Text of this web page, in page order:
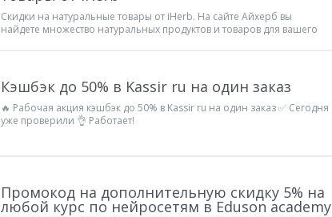
Скидки на натуральные товары от iHerb. На сайте Айхерб вы
найдете множество натуральных продуктов и товаров для вашего
Кэшбэк до 50% в Kassir ru на один заказ
🔥 Рабочая акция кэшбэк до 50% в Kassir ru на один заказ ✅ Сегодня
уже проверили 👌 Работает!
Промокод на дополнительную скидку 5% на
любой курс по нейросетям в Eduson academy